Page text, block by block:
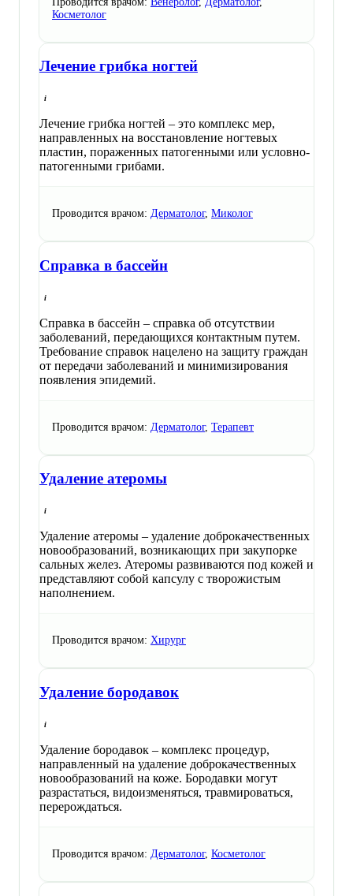
Косметолог
Лечение грибка ногтей
Лечение грибка ногтей – это комплекс мер,
направленных на восстановление ногтевых
пластин, пораженных патогенными или условно-
патогенными грибами.
Проводится врачом: Дерматолог, Миколог
Справка в бассейн
Справка в бассейн – справка об отсутствии
заболеваний, передающихся контактным путем.
Требование справок нацелено на защиту граждан
от передачи заболеваний и минимизирования
появления эпидемий.
Проводится врачом: Дерматолог, Терапевт
Удаление атеромы
Удаление атеромы – удаление доброкачественных
новообразований, возникающих при закупорке
сальных желез. Атеромы развиваются под кожей и
представляют собой капсулу с творожистым
наполнением.
Проводится врачом: Хирург
Удаление бородавок
Удаление бородавок – комплекс процедур,
направленный на удаление доброкачественных
новообразований на коже. Бородавки могут
разрастаться, видоизменяться, травмироваться,
перерождаться.
Проводится врачом: Дерматолог, Косметолог